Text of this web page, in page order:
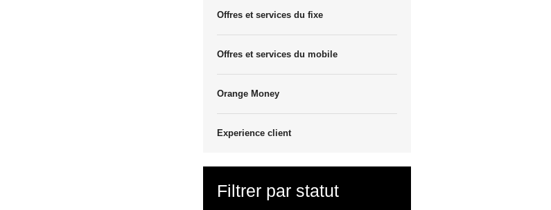
Offres et services du fixe
Offres et services du mobile
Orange Money
Experience client
Filtrer par statut